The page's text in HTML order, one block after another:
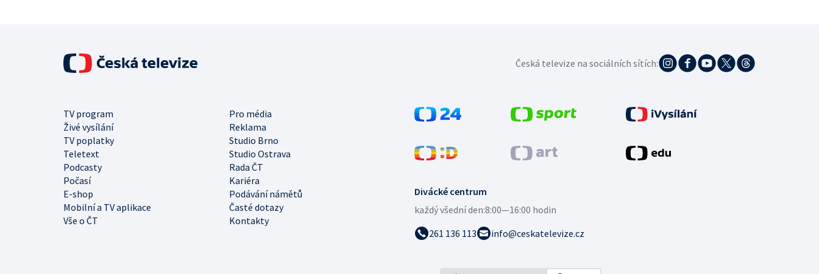
Divácké centrum
každý všední den:8:00—16:00 hodin
261 136 113
info@ceskatelevize.cz
TV program
Pro média
Živé vysílání
Reklama
TV poplatky
Studio Brno
Teletext
Studio Ostrava
Podcasty
Rada ČT
Počasí
Kariéra
E-shop
Podávání námětů
Mobilní a TV aplikace
Časté dotazy
Vše o ČT
Kontakty
Česká televize na sociálních sítích: